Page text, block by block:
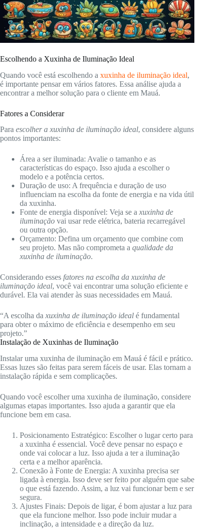
Escolhendo a Xuxinha de Iluminação Ideal
Quando você está escolhendo a xuxinha de iluminação ideal,
é importante pensar em vários fatores. Essa análise ajuda a
encontrar a melhor solução para o cliente em Mauá.
Fatores a Considerar
Para escolher a xuxinha de iluminação ideal, considere alguns
pontos importantes:
Área a ser iluminada: Avalie o tamanho e as
características do espaço. Isso ajuda a escolher o
modelo e a potência certos.
Duração de uso: A frequência e duração de uso
influenciam na escolha da fonte de energia e na vida útil
da xuxinha.
Fonte de energia disponível: Veja se a xuxinha de
iluminação vai usar rede elétrica, bateria recarregável
ou outra opção.
Orçamento: Defina um orçamento que combine com
seu projeto. Mas não comprometa a qualidade da
xuxinha de iluminação.
Considerando esses fatores na escolha da xuxinha de
iluminação ideal, você vai encontrar uma solução eficiente e
durável. Ela vai atender às suas necessidades em Mauá.
“A escolha da xuxinha de iluminação ideal é fundamental
para obter o máximo de eficiência e desempenho em seu
projeto.”
Instalação de Xuxinhas de Iluminação
Instalar uma xuxinha de iluminação em Mauá é fácil e prático.
Essas luzes são feitas para serem fáceis de usar. Elas tornam a
instalação rápida e sem complicações.
Quando você escolher uma xuxinha de iluminação, considere
algumas etapas importantes. Isso ajuda a garantir que ela
funcione bem em casa.
Posicionamento Estratégico: Escolher o lugar certo para
a xuxinha é essencial. Você deve pensar no espaço e
onde vai colocar a luz. Isso ajuda a ter a iluminação
certa e a melhor aparência.
Conexão à Fonte de Energia: A xuxinha precisa ser
ligada à energia. Isso deve ser feito por alguém que sabe
o que está fazendo. Assim, a luz vai funcionar bem e ser
segura.
Ajustes Finais: Depois de ligar, é bom ajustar a luz para
que ela funcione melhor. Isso pode incluir mudar a
inclinação, a intensidade e a direção da luz.